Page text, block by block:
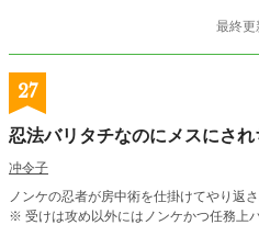
最終更
27
忍法バリタチなのにメスにさ
冲令子
ノンケの忍者が房中術を仕掛けてやり返される話です ※ 現代
※ 受けは攻め以外にはノンケかつ任務上